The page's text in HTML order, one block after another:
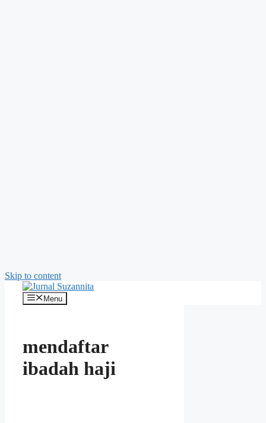
Skip to content
Menu
mendaftar
ibadah haji